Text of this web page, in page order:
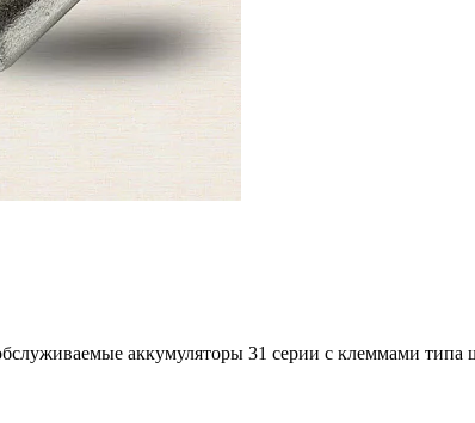
аккумуляторы 31 серии с клеммами